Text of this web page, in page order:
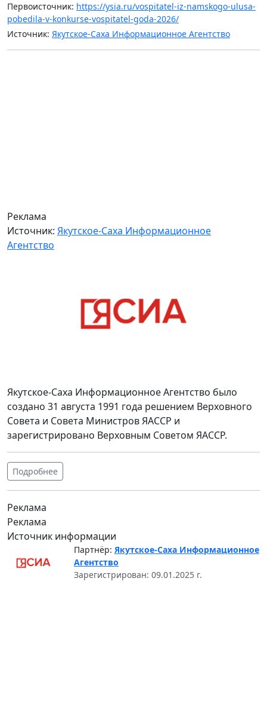
Первоисточник: https://ysia.ru/vospitatel-iz-namskogo-ulusa-
pobedila-v-konkurse-vospitatel-goda-2026/
Источник: Якутское-Саха Информационное Агентство
Реклама
Источник: Якутское-Саха Информационное
Агентство
Якутское-Саха Информационное Агентство было
создано 31 августа 1991 года решением Верховного
Совета и Совета Министров ЯАССР и
зарегистрировано Верховным Советом ЯАССР.
Подробнее
Реклама
Реклама
Источник информации
Партнёр: Якутское-Саха Информационное
Агентство
Зарегистрирован: 09.01.2025 г.